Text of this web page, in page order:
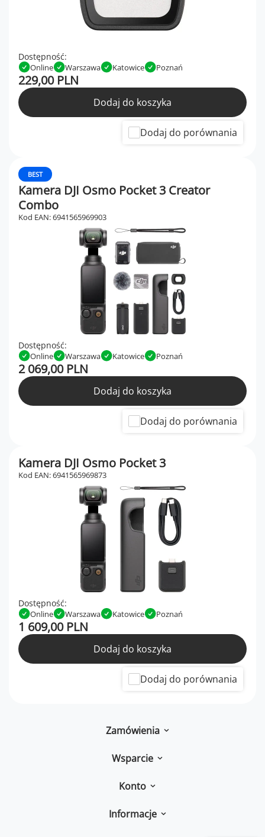
Dostępność:
Online Warszawa Katowice Poznań
229,00 PLN
Dodaj do koszyka
Dodaj do porównania
BEST
Kamera DJI Osmo Pocket 3 Creator
Combo
Kod EAN: 6941565969903
Dostępność:
Online Warszawa Katowice Poznań
2 069,00 PLN
Dodaj do koszyka
Dodaj do porównania
Kamera DJI Osmo Pocket 3
Kod EAN: 6941565969873
Dostępność:
Online Warszawa Katowice Poznań
1 609,00 PLN
Dodaj do koszyka
Dodaj do porównania
Zamówienia
Wsparcie
Konto
Informacje